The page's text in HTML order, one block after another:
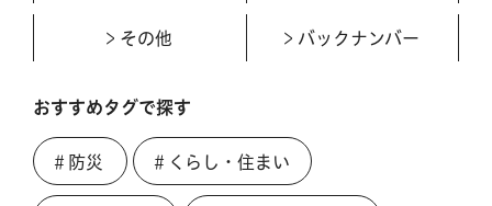
その他 バックナンバー
おすすめタグで探す
＃防災 ＃くらし・住まい